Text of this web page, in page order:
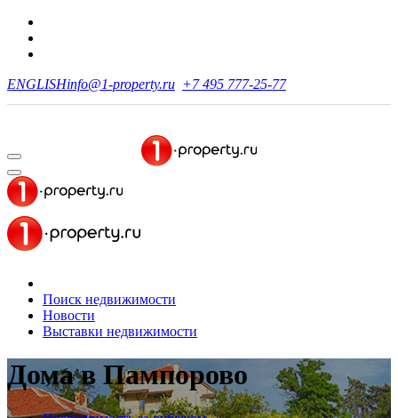
ENGLISHinfo@1-property.ru +7 495 777-25-77
Поиск недвижимости
Новости
Выставки недвижимости
Домав Пампорово